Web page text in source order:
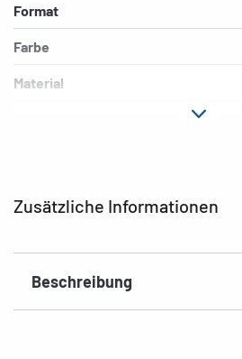
Zusätzliche Informationen
Beschreibung
Format
Farbe
Material